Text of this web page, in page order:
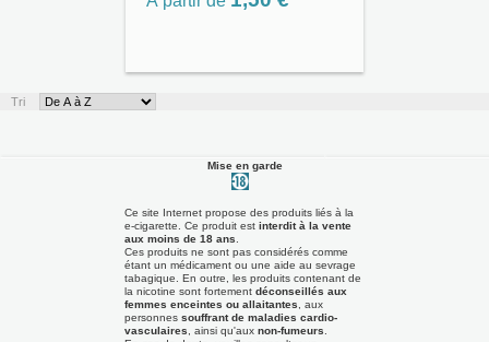
Tri
Mise en garde
Ce site Internet propose des produits liés à la
e-cigarette. Ce produit est interdit à la vente
aux moins de 18 ans
Ces produits ne sont pas considérés comme
étant un médicament ou une aide au sevrage
tabagique. En outre, les produits contenant de
la nicotine sont fortement déconseillés aux
femmes enceintes ou allaitantes , aux
personnes souffrant de maladies cardio-
vasculaires , ainsi qu'aux non-fumeurs